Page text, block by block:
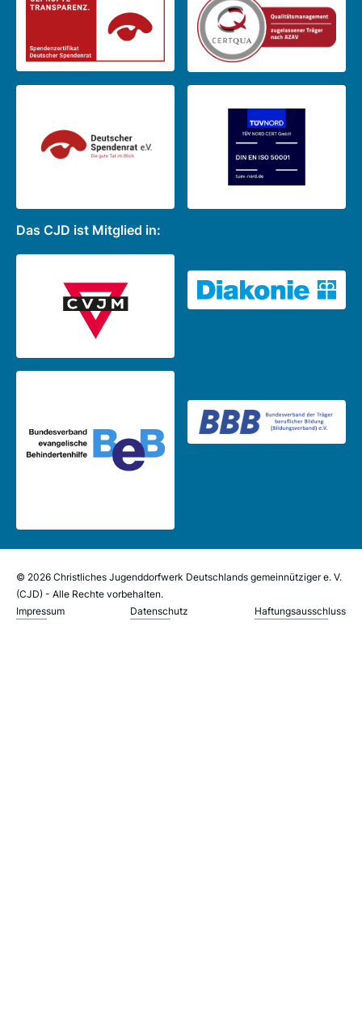
Das CJD ist Mitglied in:
© 2026 Christliches Jugenddorfwerk Deutschlands gemeinnütziger e. V.
(CJD) - Alle Rechte vorbehalten.
Impressum
Datenschutz Haftungsausschluss